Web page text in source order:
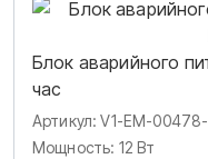
Блок аварийного
час
Артикул: V1-EM-
Мощность: 12 Вт